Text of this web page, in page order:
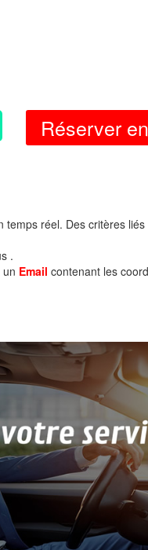
Réserver
temps réel. Des critères liés
.
un Email contenant les